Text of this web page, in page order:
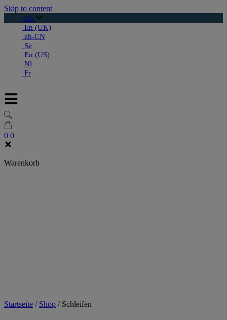
Skip to content
De
En (UK)
zh-CN
Se
En (US)
Nl
Fr
0 0
Warenkorb
Startseite / Shop / Schleifen